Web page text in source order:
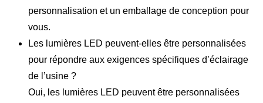
personnalisation et un emballage de conception pour
vous.
Les lumières LED peuvent-elles être personnalisées
pour répondre aux exigences spécifiques d’éclairage
de l’usine ?
Oui, les lumières LED peuvent être personnalisées